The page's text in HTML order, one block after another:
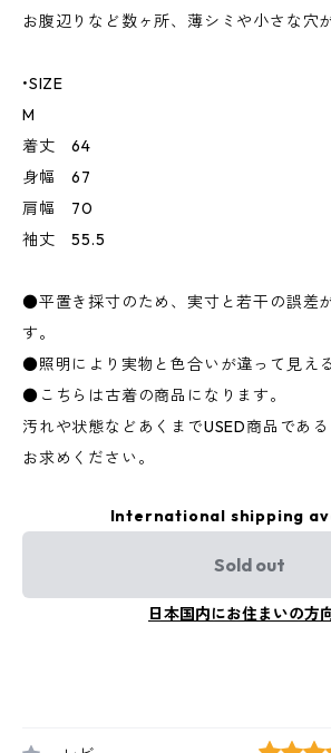
お腹辺りなど数ヶ所、薄シミや小さな穴
•SIZE
M
着丈 64
身幅 67
肩幅 70
袖丈 55.5
●平置き採寸のため、実寸と若干の誤差
す。
●照明により実物と色合いが違って見え
●こちらは古着の商品になります。
汚れや状態などあくまでUSED商品であ
お求めください。
International shipping
Sold out
日本国内にお住まいの方